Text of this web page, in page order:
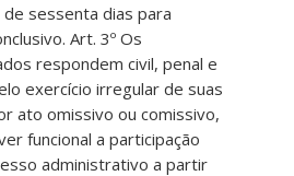
sessenta dias para
Art. 3º Os
respondem civil, penal e
exercício irregular de suas
ato omissivo ou comissivo,
funcional a participação
administrativo a partir